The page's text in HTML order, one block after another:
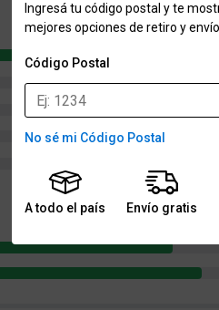
Ingresá tu código postal y te
mejores opciones de retiro y envío.
Código Postal
No sé mi Código Postal
A todo el país Envío gratis